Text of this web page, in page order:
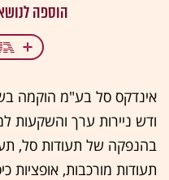
ודש ניירות ערך והשקעות
בהנפקה של תעודות סל,
תעודות מורכבות, אופציות